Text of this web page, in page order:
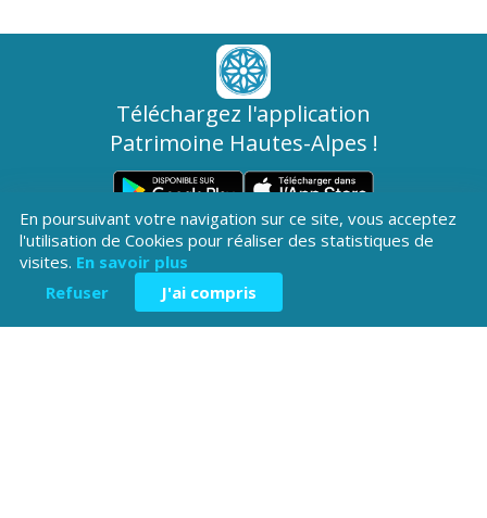
Téléchargez l'application
Patrimoine Hautes-Alpes !
Hôtel du Département
En poursuivant votre navigation sur ce site, vous acceptez
l'utilisation de Cookies pour réaliser des statistiques de
visites. En savoir plus
Refuser
J'ai compris